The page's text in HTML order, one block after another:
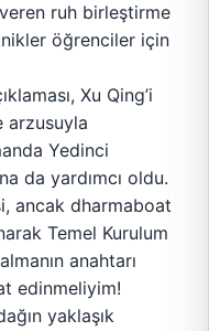
ruh birleştirme
öğrenciler için
Xu Qing’i
arzusuyla
Yedinci
da yardımcı oldu.
ancak dharmaboat
Temel Kurulum
anahtarı
edinmeliyim!
yaklaşık